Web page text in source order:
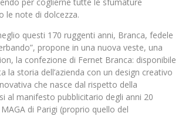
le note di dolcezza.
questi 170 ruggenti anni, Branca, fedele
propone in una nuova veste, una
la confezione di Fernet Branca: disponibile
la storia dell’azienda con un design creativo
che nasce dal rispetto della
al manifesto pubblicitario degli anni 20
di Parigi (proprio quello del